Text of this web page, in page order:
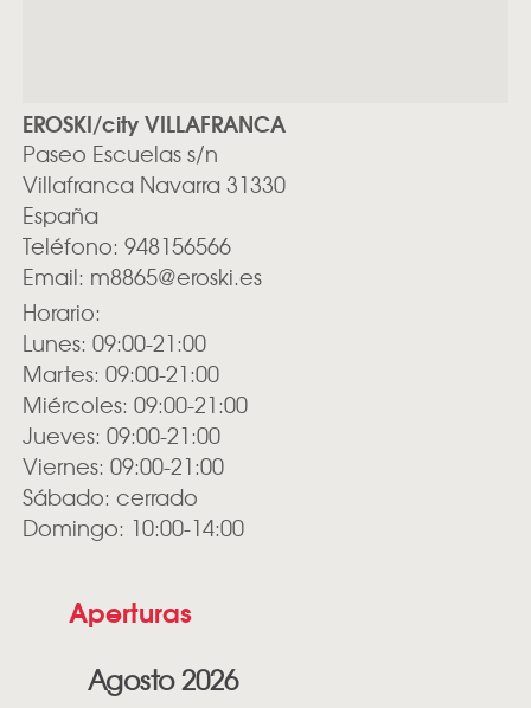
EROSKI/city VILLAFRANCA
Paseo Escuelas s/n
Villafranca Navarra 31330
España
Teléfono: 948156566
Email: m8865@eroski.es
Horario:
Lunes: 09:00-21:00
Martes: 09:00-21:00
Miércoles: 09:00-21:00
Jueves: 09:00-21:00
Viernes: 09:00-21:00
Sábado: cerrado
Domingo: 10:00-14:00
Aperturas
Agosto 2026